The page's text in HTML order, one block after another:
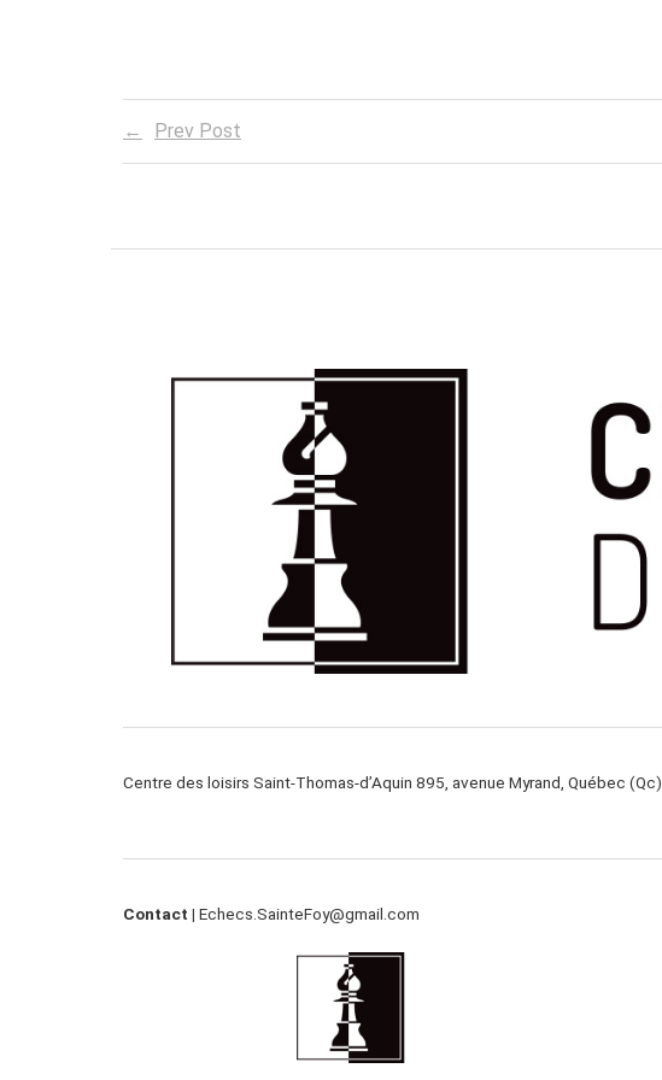
Prev Post
Centre des loisirs Saint-Thomas-d’Aquin 895, avenue Myrand, Québec (Qc)
Contact | Echecs.SainteFoy@gmail.com